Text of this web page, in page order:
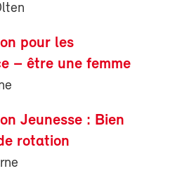
pour les
– être une femme
Jeunesse : Bien
rotation